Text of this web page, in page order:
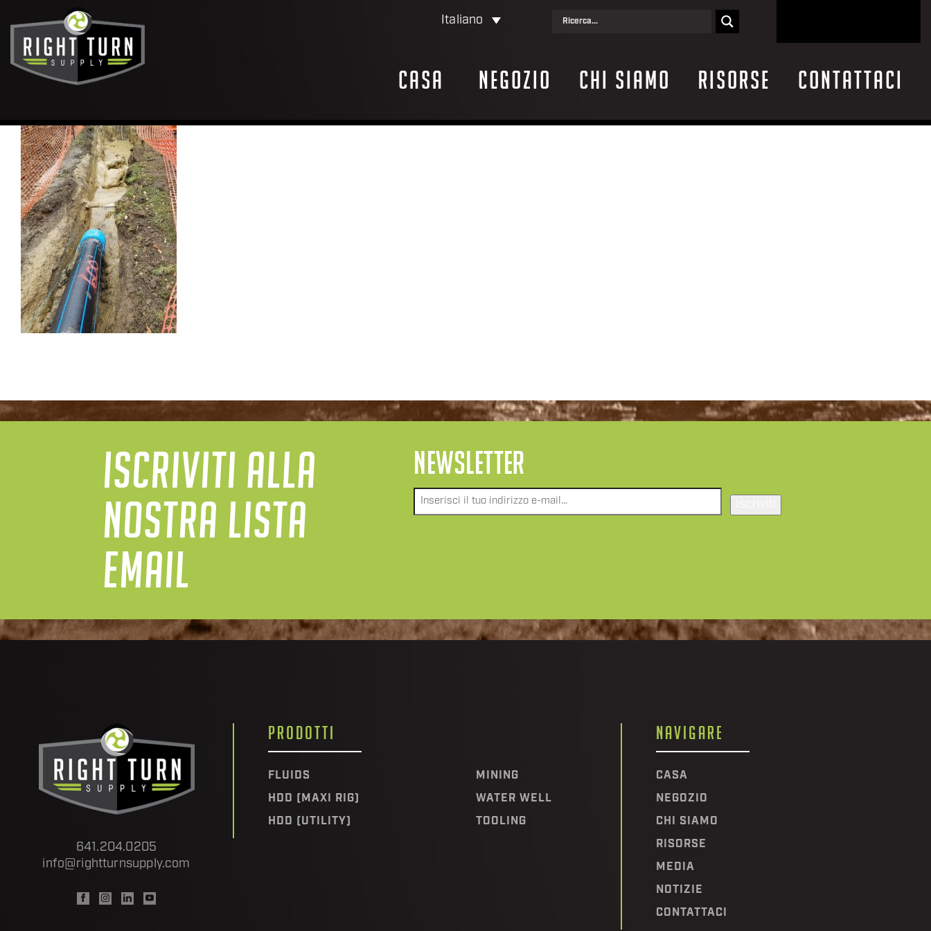
Italiano
Casa Negozio Chi siamo Risorse Contattaci
ISCRIVITI ALLA
NOSTRA LISTA
EMAIL
NEWSLETTER
Email*
641.204.0205
info@rightturnsupply.com
PRODOTTI
FLUIDS
HDD (MAXI RIG)
HDD (UTILITY)
MINING
WATER WELL
TOOLING
NAVIGARE
CASA
NEGOZIO
CHI SIAMO
RISORSE
MEDIA
NOTIZIE
CONTATTACI